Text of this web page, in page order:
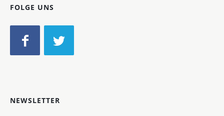
FOLGE UNS
NEWSLETTER